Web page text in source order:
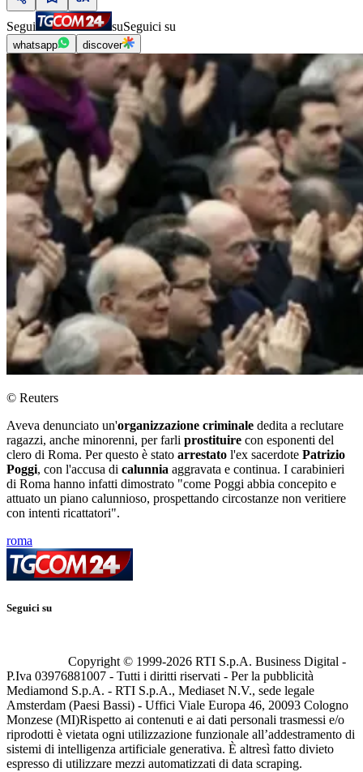
Segui suSeguici su
whatsapp discover
© Reuters
Aveva denunciato un'organizzazione criminale dedita a reclutare
ragazzi, anche minorenni, per farli prostituire con esponenti del
clero di Roma. Per questo è stato arrestato l'ex sacerdote Patrizio
Poggi, con l'accusa di calunnia aggravata e continua. I carabinieri
di Roma hanno infatti dimostrato "come Poggi abbia concepito e
attuato un piano calunnioso, prospettando circostanze non veritiere
con intenti ricattatori".
roma
Seguici su
Copyright © 1999-2026 RTI S.p.A. Business Digital -
P.Iva 03976881007 - Tutti i diritti riservati - Per la pubblicità
Mediamond S.p.A. - RTI S.p.A., Mediaset N.V., sede legale
Amsterdam (Paesi Bassi) - Uffici Viale Europa 46, 20093 Cologno
Monzese (MI)Rispetto ai contenuti e ai dati personali trasmessi e/o
riprodotti è vietata ogni utilizzazione funzionale all’addestramento di
sistemi di intelligenza artificiale generativa. È altresì fatto divieto
espresso di utilizzare mezzi automatizzati di data scraping.